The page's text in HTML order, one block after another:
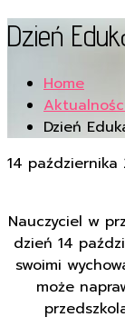
Dzień
Home
Dzień
14 października
Nauczyciel w
dzień 14
swoimi
może